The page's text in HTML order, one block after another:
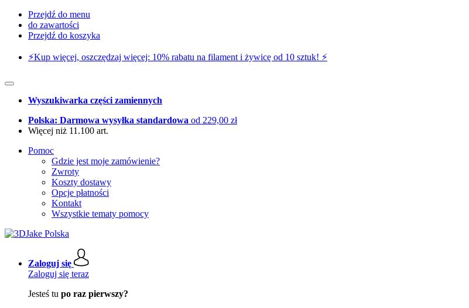
Przejdź do menu
do zawartości
Przejdź do koszyka
⚡️Kup więcej, oszczędzaj więcej: 10% rabatu na filament i żywicę od 10 sztuk! ⚡️
Wyszukiwarka części zamiennych
Polska: Darmowa wysyłka standardowa od 229,00 zł
Więcej niż 11.100 art.
Pomoc
Gdzie jest moje zamówienie?
Zwroty
Koszty dostawy
Opcje płatności
Kontakt
Wszystkie tematy pomocy
Zaloguj się
Zaloguj się teraz
Jesteś tu po raz pierwszy?